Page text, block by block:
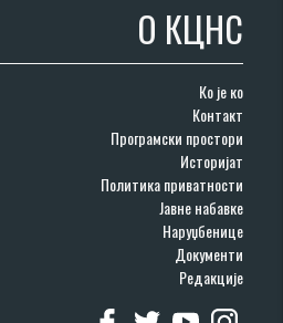
О КЦНС
Ко је ко
Контакт
Програмски простори
Историјат
Политика приватности
Јавне набавке
Наруџбенице
Документи
Редакције